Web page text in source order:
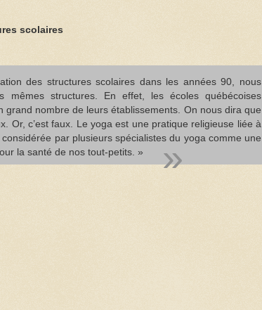
scolaires
des structures scolaires dans les années 90, nous
mêmes structures. En effet, les écoles québécoises
grand nombre de leurs établissements. On nous dira que
Or, c’est faux. Le yoga est une pratique religieuse liée à
par plusieurs spécialistes du yoga comme une
la santé de nos tout-petits. »